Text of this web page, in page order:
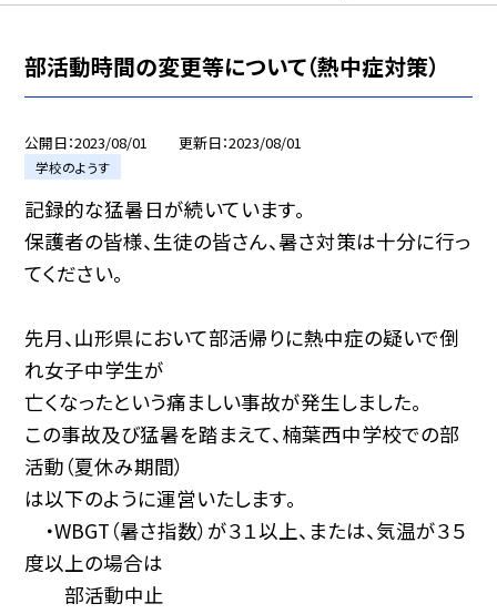
部活動時間の変更等について（熱中症対策）
公開日 2023/08/01 更新日 2023/08/01
学校のようす
記録的な猛暑日が続いています。
保護者の皆様、生徒の皆さん、暑さ対策は十分に行っ
てください。
先月、山形県において部活帰りに熱中症の疑いで倒
れ女子中学生が
亡くなったという痛ましい事故が発生しました。
この事故及び猛暑を踏まえて、楠葉西中学校での部
活動（夏休み期間）
は以下のように運営いたします。
・WBGT（暑さ指数）が３１以上、または、気温が３５
度以上の場合は
部活動中止